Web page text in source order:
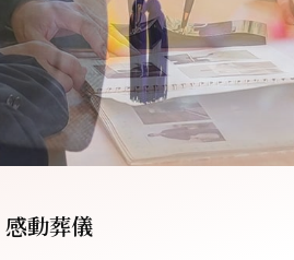
感動葬儀